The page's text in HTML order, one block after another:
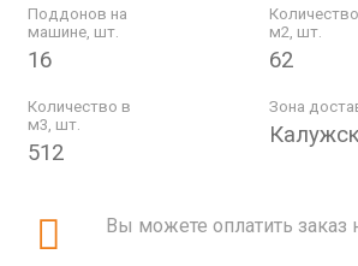
Поддонов на
машине, шт.
16
м2, шт.
62
Количество в
м3, шт.
512
Зона
Вы можете оплатить заказ